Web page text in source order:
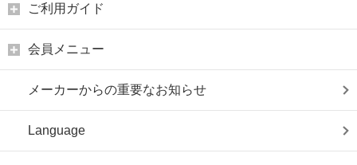
ご利用ガイド
会員メニュー
メーカーからの重要なお知らせ
Language